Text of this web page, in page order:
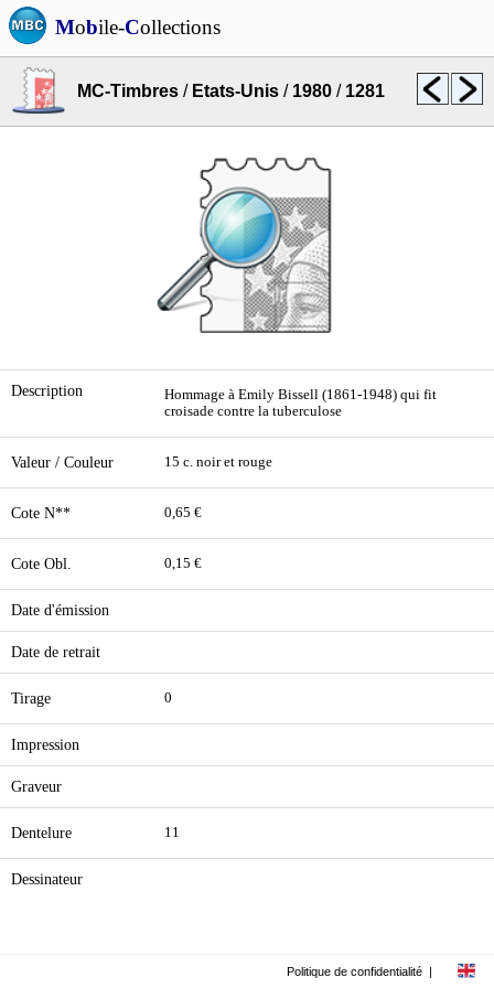
Mobile-Collections
MC-Timbres / Etats-Unis / 1980 / 1281
Description
Hommage à Emily Bissell (1861-1948) qui fit
croisade contre la tuberculose
Valeur / Couleur 15 c. noir et rouge
Cote N** 0,65 €
Cote Obl. 0,15 €
Date d'émission
Date de retrait
Tirage 0
Impression
Graveur
Dentelure 11
Dessinateur
Politique de confidentialité |